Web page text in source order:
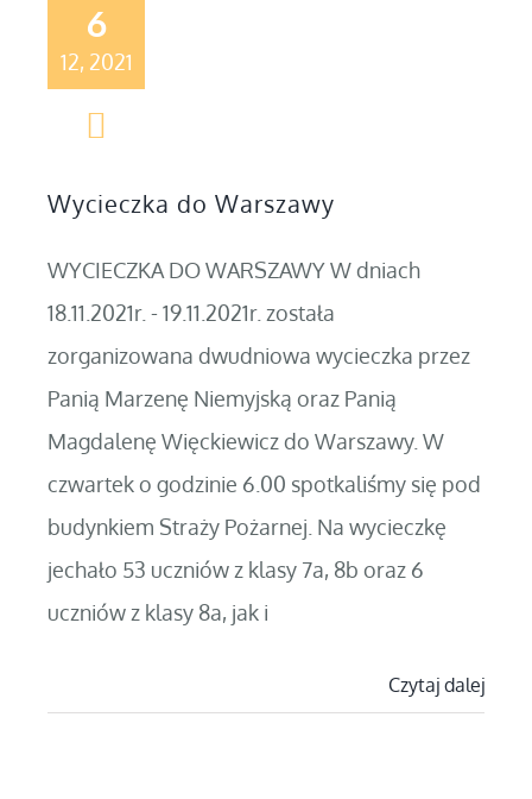
6
12, 2021
Wycieczka do Warszawy
WYCIECZKA DO WARSZAWY W dniach
18.11.2021r. - 19.11.2021r. została
zorganizowana dwudniowa wycieczka przez
Panią Marzenę Niemyjską oraz Panią
Magdalenę Więckiewicz do Warszawy. W
czwartek o godzinie 6.00 spotkaliśmy się pod
budynkiem Straży Pożarnej. Na wycieczkę
jechało 53 uczniów z klasy 7a, 8b oraz 6
uczniów z klasy 8a, jak i
Czytaj dalej